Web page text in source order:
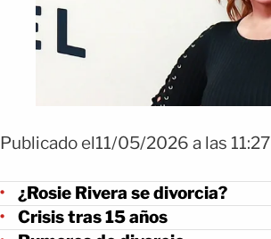
Publicado el11/05/2026 a las 11:27
¿Rosie Rivera se divorcia?
Crisis tras 15 años